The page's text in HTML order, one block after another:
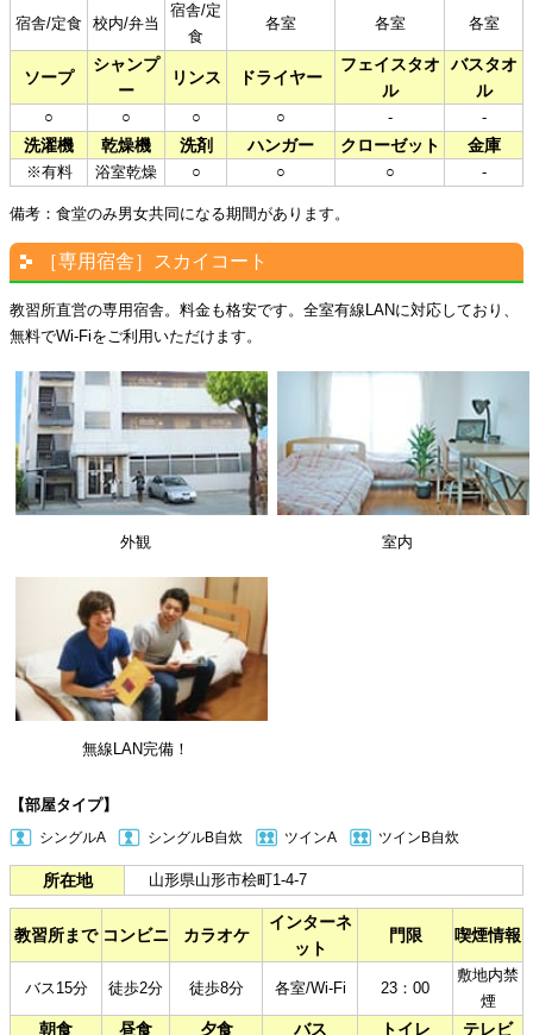
宿舎/定食 校内/弁当
宿舎/定
食
各室 各室 各室
ソープ
シャンプ
ー
リンス ドライヤー
フェイスタオ
ル
バスタオ
ル
○ ○ ○ ○ - -
洗濯機 乾燥機 洗剤 ハンガー クローゼット 金庫
※有料 浴室乾燥 ○ ○ ○ -
備考：食堂のみ男女共同になる期間があります。
［専用宿舎］スカイコート
教習所直営の専用宿舎。料金も格安です。全室有線LANに対応しており、
無料でWi-Fiをご利用いただけます。
外観 室内
無線LAN完備！
【部屋タイプ】
シングルA
シングルB自炊 ツインA ツインB自炊
所在地 山形県山形市桧町1-4-7
教習所まで コンビニ カラオケ
インターネ
ット
門限 喫煙情報
バス15分 徒歩2分 徒歩8分 各室/Wi-Fi 23：00
敷地内禁
煙
朝食 昼食 夕食 バス トイレ テレビ